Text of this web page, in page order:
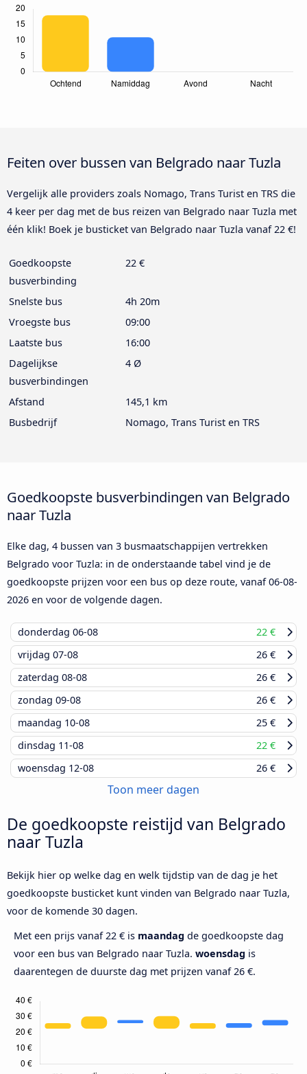
Feiten over bussen van Belgrado naar Tuzla
Vergelijk alle providers zoals Nomago, Trans Turist en TRS die
4 keer per dag met de bus reizen van Belgrado naar Tuzla met
één klik! Boek je busticket van Belgrado naar Tuzla vanaf 22 €!
Goedkoopste
busverbinding
22 €
Snelste bus
4h 20m
Vroegste bus
09:00
Laatste bus
16:00
Dagelijkse
busverbindingen
4 Ø
Afstand
145,1 km
Busbedrijf
Nomago, Trans Turist en TRS
Goedkoopste busverbindingen van Belgrado
naar Tuzla
Elke dag, 4 bussen van 3 busmaatschappijen vertrekken
Belgrado voor Tuzla: in de onderstaande tabel vind je de
goedkoopste prijzen voor een bus op deze route, vanaf06-08-
2026 en voor de volgende dagen.
donderdag 06-08
22 €
vrijdag 07-08
26 €
zaterdag 08-08
26 €
zondag 09-08
26 €
maandag 10-08
25 €
dinsdag 11-08
22 €
woensdag 12-08 26 €
Toon meer dagen
De goedkoopste reistijd van Belgrado
naar Tuzla
Bekijk hier op welke dag en welk tijdstip van de dag je het
goedkoopste busticket kunt vinden van Belgrado naar Tuzla,
voor de komende 30 dagen.
Met een prijs vanaf 22 € is maandag de goedkoopste dag
voor een bus van Belgrado naar Tuzla. woensdag is
daarentegen de duurste dag met prijzen vanaf 26 €.